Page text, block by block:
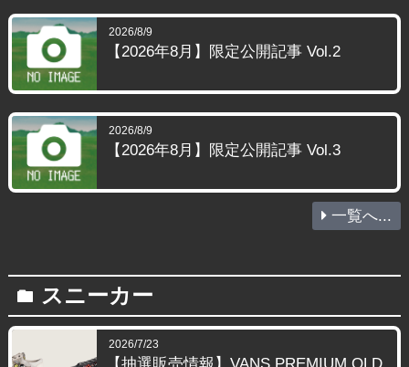
2026/8/9
【2026年8月】限定公開記事 Vol.2
2026/8/9
【2026年8月】限定公開記事 Vol.3
一覧へ...
folder スニーカー
2026/7/23